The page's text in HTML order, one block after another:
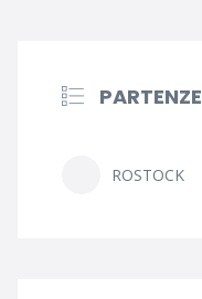
PARTENZE
ROSTOCK